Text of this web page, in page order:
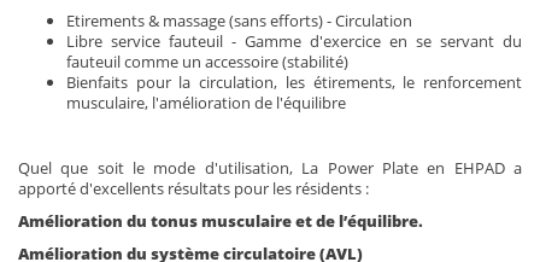
Etirements & massage (sans efforts) - Circulation
Libre service fauteuil - Gamme d'exercice en se servant du
fauteuil comme un accessoire (stabilité)
Bienfaits pour la circulation, les étirements, le renforcement
musculaire, l'amélioration de l'équilibre
Quel que soit le mode d'utilisation, La Power Plate en EHPAD a
apporté d'excellents résultats pour les résidents :
Amélioration du tonus musculaire et de l’équilibre.
Amélioration du système circulatoire (AVL)